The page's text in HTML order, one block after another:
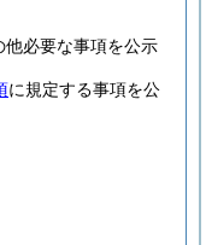
必要な事項を公示
に規定する事項を公